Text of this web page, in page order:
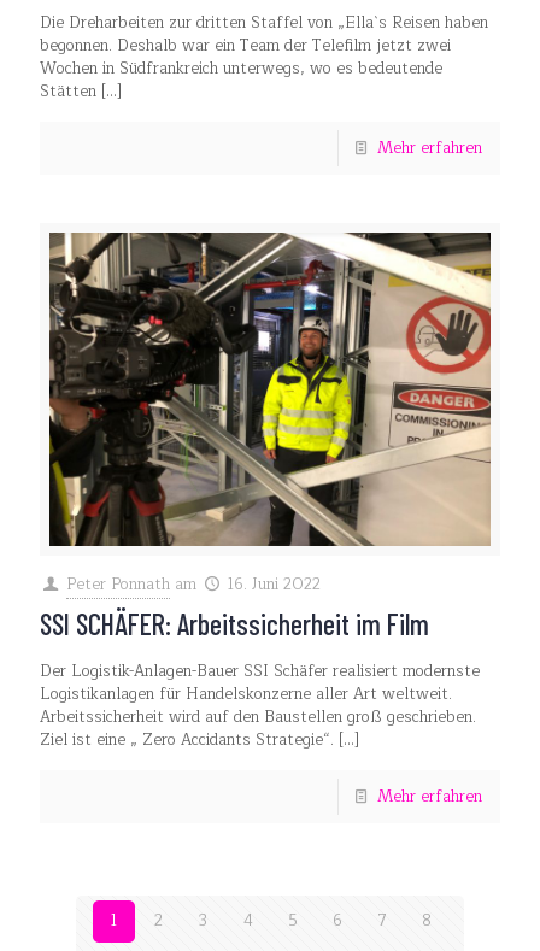
Die Dreharbeiten zur dritten Staffel von „Ella`s Reisen haben
begonnen. Deshalb war ein Team der Telefilm jetzt zwei
Wochen in Südfrankreich unterwegs, wo es bedeutende
Stätten […]
Mehr erfahren
Peter Ponnath am 16. Juni 2022
SSI SCHÄFER: Arbeitssicherheit im Film
Der Logistik-Anlagen-Bauer SSI Schäfer realisiert modernste
Logistikanlagen für Handelskonzerne aller Art weltweit.
Arbeitssicherheit wird auf den Baustellen groß geschrieben.
Ziel ist eine „ Zero Accidants Strategie“. […]
Mehr erfahren
1 2 3 4 5 6 7
8